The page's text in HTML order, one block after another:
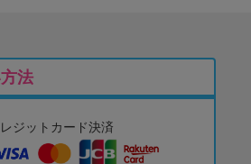
法
ジットカード決済